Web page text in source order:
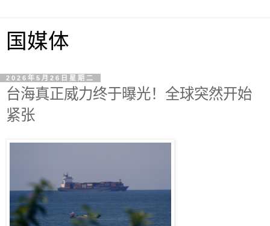
国媒体
2026年5月26日星期二
台海真正威力终于曝光！全球突然开始
紧张